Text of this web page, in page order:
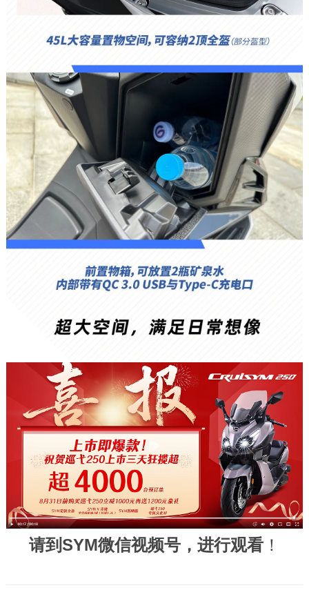
请到SYM微信视频号，进行观看 ！